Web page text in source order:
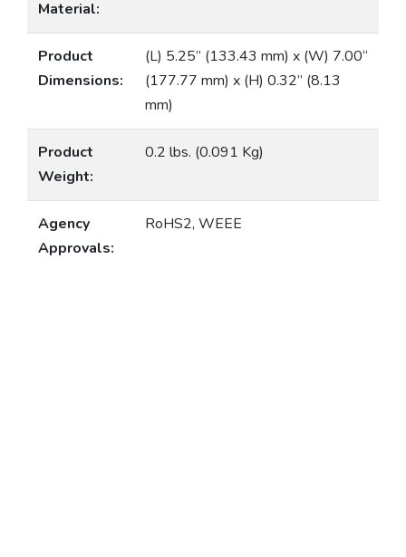
Material:
Product
Dimensions:
(L) 5.25” (133.43 mm) x (W) 7.00“
(177.77 mm) x (H) 0.32” (8.13
mm)
Product
Weight:
0.2 lbs. (0.091 Kg)
Agency
Approvals:
RoHS2, WEEE